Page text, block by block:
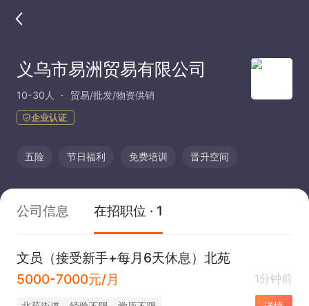
义乌市易洲贸易有限公司
10-30人 贸易/批发/物资供销
企业认证
五险 节日福利 免费培训 晋升空间
公司信息 在招职位 · 1
文员（接受新手+每月6天休息）北苑
5000-7000元/月
1分钟前